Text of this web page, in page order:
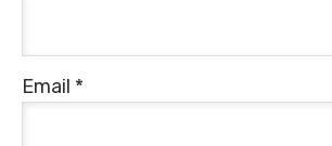
Email *